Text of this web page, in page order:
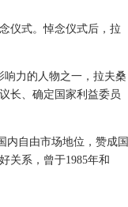
仪式。悼念仪式后，拉
响力的人物之一，拉夫桑
长、确定国家利益委员
内自由市场地位，赞成国
关系，曾于1985年和